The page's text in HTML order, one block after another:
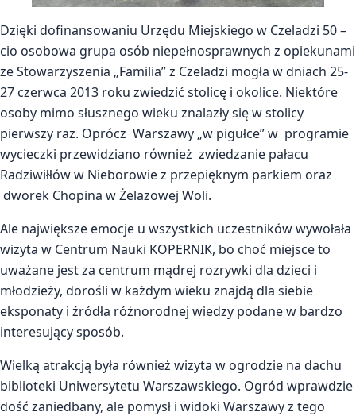
Dzięki dofinansowaniu Urzędu Miejskiego w Czeladzi 50 –
cio osobowa grupa osób niepełnosprawnych z opiekunami
ze Stowarzyszenia „Familia” z Czeladzi mogła w dniach 25-
27 czerwca 2013 roku zwiedzić stolicę i okolice. Niektóre
osoby mimo słusznego wieku znalazły się w stolicy
pierwszy raz. Oprócz Warszawy „w pigułce” w programie
wycieczki przewidziano również zwiedzanie pałacu
Radziwiłłów w Nieborowie z przepięknym parkiem oraz
dworek Chopina w Żelazowej Woli.
Ale największe emocje u wszystkich uczestników wywołała
wizyta w Centrum Nauki KOPERNIK, bo choć miejsce to
uważane jest za centrum mądrej rozrywki dla dzieci i
młodzieży, dorośli w każdym wieku znajdą dla siebie
eksponaty i źródła różnorodnej wiedzy podane w bardzo
interesujący sposób.
Wielką atrakcją była również wizyta w ogrodzie na dachu
biblioteki Uniwersytetu Warszawskiego. Ogród wprawdzie
dość zaniedbany, ale pomysł i widoki Warszawy z tego